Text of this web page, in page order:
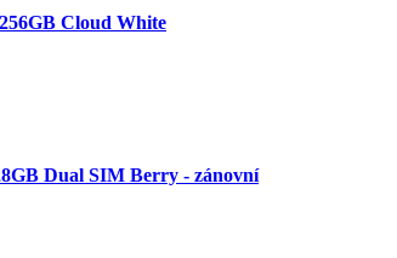
Cloud White
Dual SIM Berry - zánovní